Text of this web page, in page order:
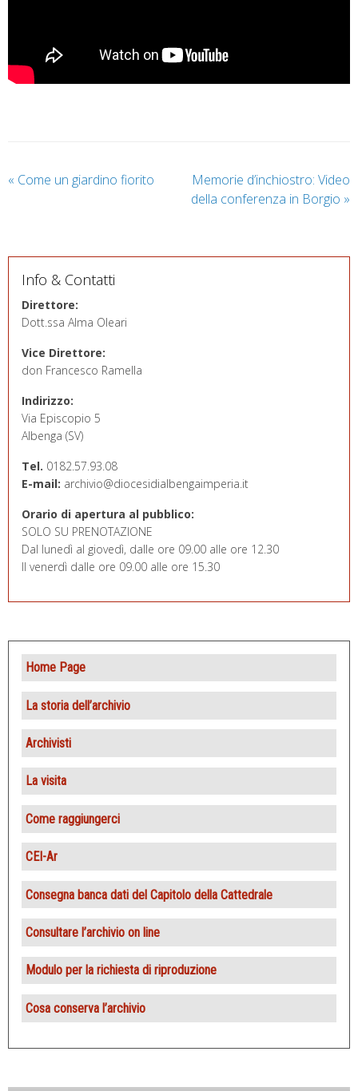
« Come un giardino fiorito
Memorie d’inchiostro: Video
della conferenza in Borgio »
Info & Contatti
Direttore:
Dott.ssa Alma Oleari
Vice Direttore:
don Francesco Ramella
Indirizzo:
Via Episcopio 5
Albenga (SV)
Tel. 0182.57.93.08
E-mail: archivio@diocesidialbengaimperia.it
Orario di apertura al pubblico:
SOLO SU PRENOTAZIONE
Dal lunedì al giovedì, dalle ore 09.00 alle ore 12.30
Il venerdì dalle ore 09.00 alle ore 15.30
Home Page
La storia dell’archivio
Archivisti
La visita
Come raggiungerci
CEI-Ar
Consegna banca dati del Capitolo della Cattedrale
Consultare l’archivio on line
Modulo per la richiesta di riproduzione
Cosa conserva l’archivio